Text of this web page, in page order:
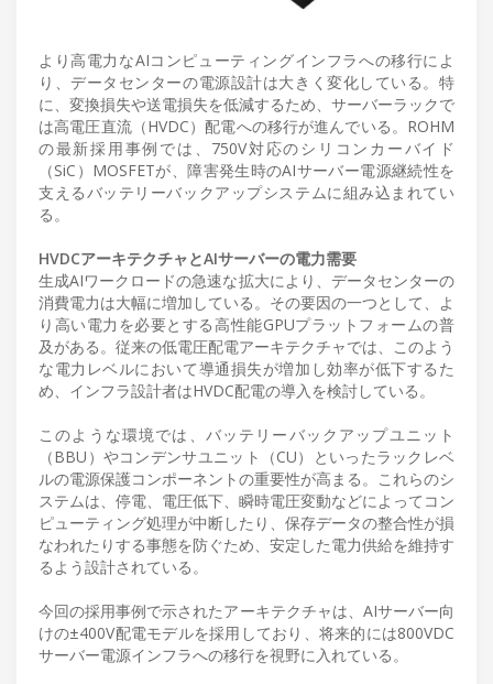
より高電力なAIコンピューティングインフラへの移行によ
り、データセンターの電源設計は大きく変化している。特
に、変換損失や送電損失を低減するため、サーバーラックで
は高電圧直流（HVDC）配電への移行が進んでいる。ROHM
の最新採用事例では、750V対応のシリコンカーバイド
（SiC）MOSFETが、障害発生時のAIサーバー電源継続性を
支えるバッテリーバックアップシステムに組み込まれてい
る。
HVDCアーキテクチャとAIサーバーの電力需要
生成AIワークロードの急速な拡大により、データセンターの
消費電力は大幅に増加している。その要因の一つとして、よ
り高い電力を必要とする高性能GPUプラットフォームの普
及がある。従来の低電圧配電アーキテクチャでは、このよう
な電力レベルにおいて導通損失が増加し効率が低下するた
め、インフラ設計者はHVDC配電の導入を検討している。
このような環境では、バッテリーバックアップユニット
（BBU）やコンデンサユニット（CU）といったラックレベ
ルの電源保護コンポーネントの重要性が高まる。これらのシ
ステムは、停電、電圧低下、瞬時電圧変動などによってコン
ピューティング処理が中断したり、保存データの整合性が損
なわれたりする事態を防ぐため、安定した電力供給を維持す
るよう設計されている。
今回の採用事例で示されたアーキテクチャは、AIサーバー向
けの±400V配電モデルを採用しており、将来的には800VDC
サーバー電源インフラへの移行を視野に入れている。